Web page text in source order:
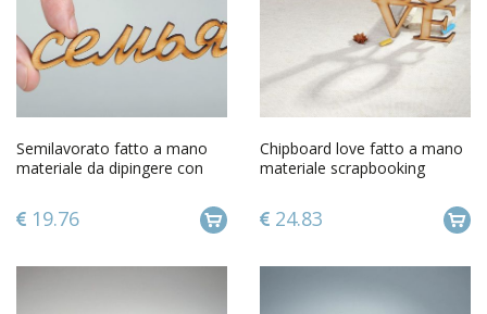
Semilavorato fatto a mano
materiale da dipingere con
19.76
Chipboard love fatto a mano
materiale scrapbooking
24.83